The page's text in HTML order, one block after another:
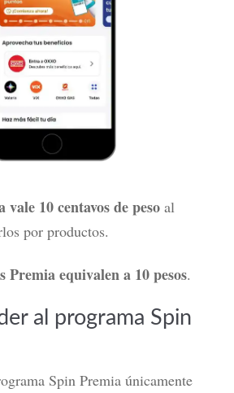
10 centavos de peso al
por productos.
Premia equivalen a 10 pesos.
al programa Spin
Spin Premia únicamente